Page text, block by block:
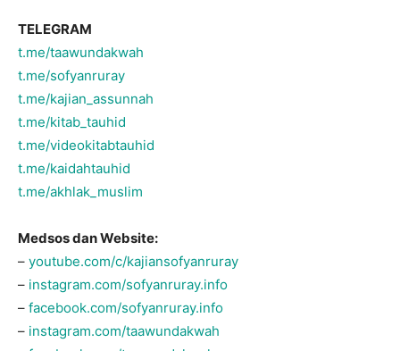
TELEGRAM
t.me/taawundakwah
t.me/sofyanruray
t.me/kajian_assunnah
t.me/kitab_tauhid
t.me/videokitabtauhid
t.me/kaidahtauhid
t.me/akhlak_muslim
Medsos dan Website:
– youtube.com/c/kajiansofyanruray
– instagram.com/sofyanruray.info
– facebook.com/sofyanruray.info
– instagram.com/taawundakwah